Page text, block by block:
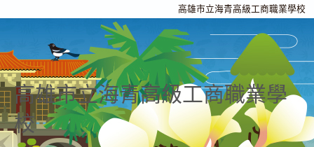
高雄市立海青高級工商職業學校
高雄市立海青高級工商職業學
校